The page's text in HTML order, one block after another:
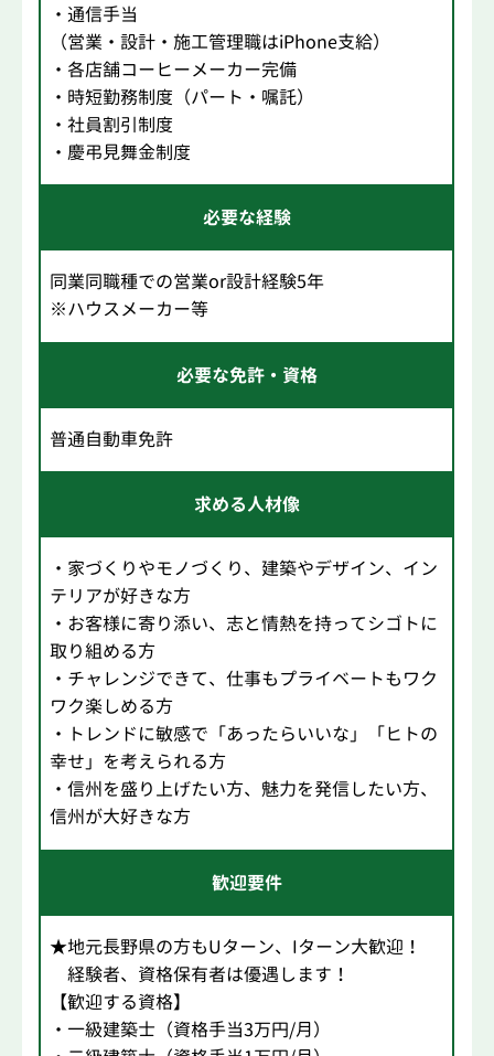
・通信手当
（営業・設計・施工管理職はiPhone支給）
・各店舗コーヒーメーカー完備
・時短勤務制度（パート・嘱託）
・社員割引制度
・慶弔見舞金制度
必要な経験
同業同職種での営業or設計経験5年
※ハウスメーカー等
必要な免許・資格
普通自動車免許
求める人材像
・家づくりやモノづくり、建築やデザイン、イン
テリアが好きな方
・お客様に寄り添い、志と情熱を持ってシゴトに
取り組める方
・チャレンジできて、仕事もプライベートもワク
ワク楽しめる方
・トレンドに敏感で「あったらいいな」「ヒトの
幸せ」を考えられる方
・信州を盛り上げたい方、魅力を発信したい方、
信州が大好きな方
歓迎要件
★地元長野県の方もUターン、Iターン大歓迎！
経験者、資格保有者は優遇します！
【歓迎する資格】
・一級建築士（資格手当3万円/月）